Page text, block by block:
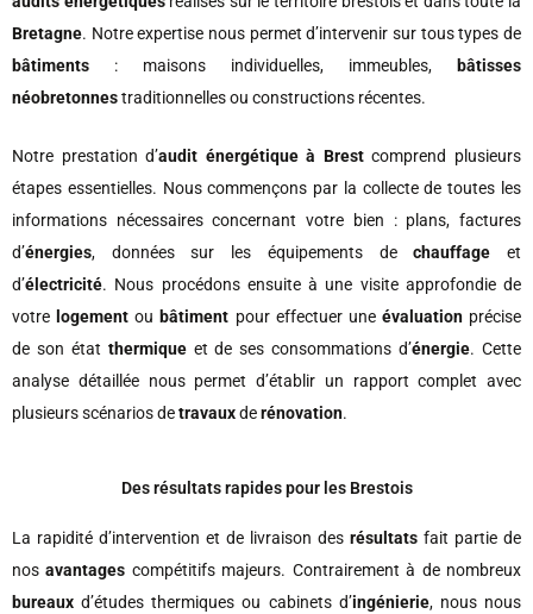
Bretagne. Notre expertise nous permet d’intervenir sur tous types de
bâtiments : maisons individuelles, immeubles,
bâtisses
néobretonnestraditionnelles ou constructions récentes.
Notre prestation d’audit énergétique à Brestcomprend plusieurs
étapes essentielles. Nous commençons par la collecte de toutes les
informations nécessaires concernant votre bien : plans, factures
d’énergies, données sur les équipements dechauffage et
d’électricité. Nous procédons ensuite à une visite approfondie de
votrelogement oubâtiment pour effectuer une évaluationprécise
de son état thermiqueet de ses consommations d’énergie. Cette
analyse détaillée nous permet d’établir un rapport complet avec
plusieurs scénarios detravauxderénovation.
Des résultats rapides pour les Brestois
La rapidité d’intervention et de livraison des résultats fait partie de
nosavantages compétitifs majeurs. Contrairement à de nombreux
bureaux d’études thermiques ou cabinets d’ingénierie, nous nous